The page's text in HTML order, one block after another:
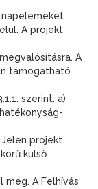
A projekt
A
támogatható
szerint: a)
projekt
külső
A Felhívás